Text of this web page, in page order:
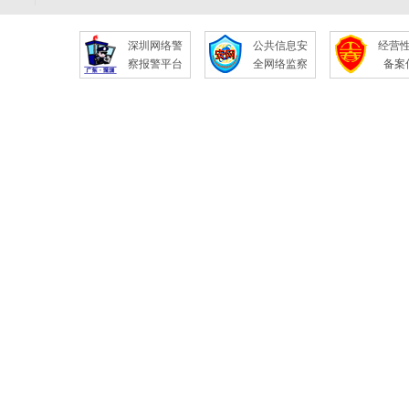
深圳网络警
察报警平台
公共信息安
全网络监察
经营
备案